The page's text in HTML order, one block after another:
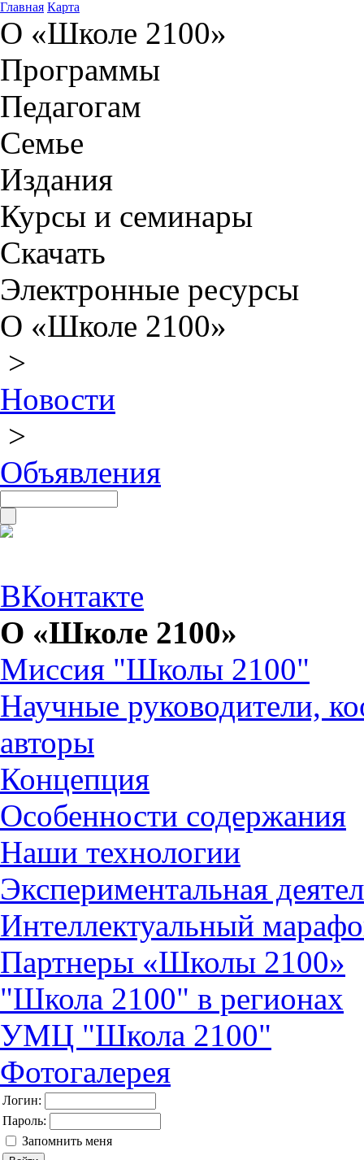
Главная Карта
О «Школе 2100»
Программы
Педагогам
Семье
Издания
Курсы и семинары
Скачать
Электронные ресурсы
О «Школе 2100»
>
Новости
>
Объявления
ВКонтакте
О «Школе 2100»
Миссия "Школы 2100"
Научные руководители,
авторы
Концепция
Особенности содержания
Наши технологии
Экспериментальная
Интеллектуальный
Партнеры «Школы 2100»
"Школа 2100" в регионах
УМЦ "Школа 2100"
Фотогалерея
Логин:
Пароль:
Запомнить меня